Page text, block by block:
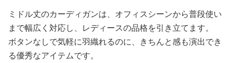
ミドル丈のカーディガンは、オフィスシーンから普段使い
まで幅広く対応し、レディースの品格を引き立てます。
ボタンなしで気軽に羽織れるのに、きちんと感も演出でき
る優秀なアイテムです。